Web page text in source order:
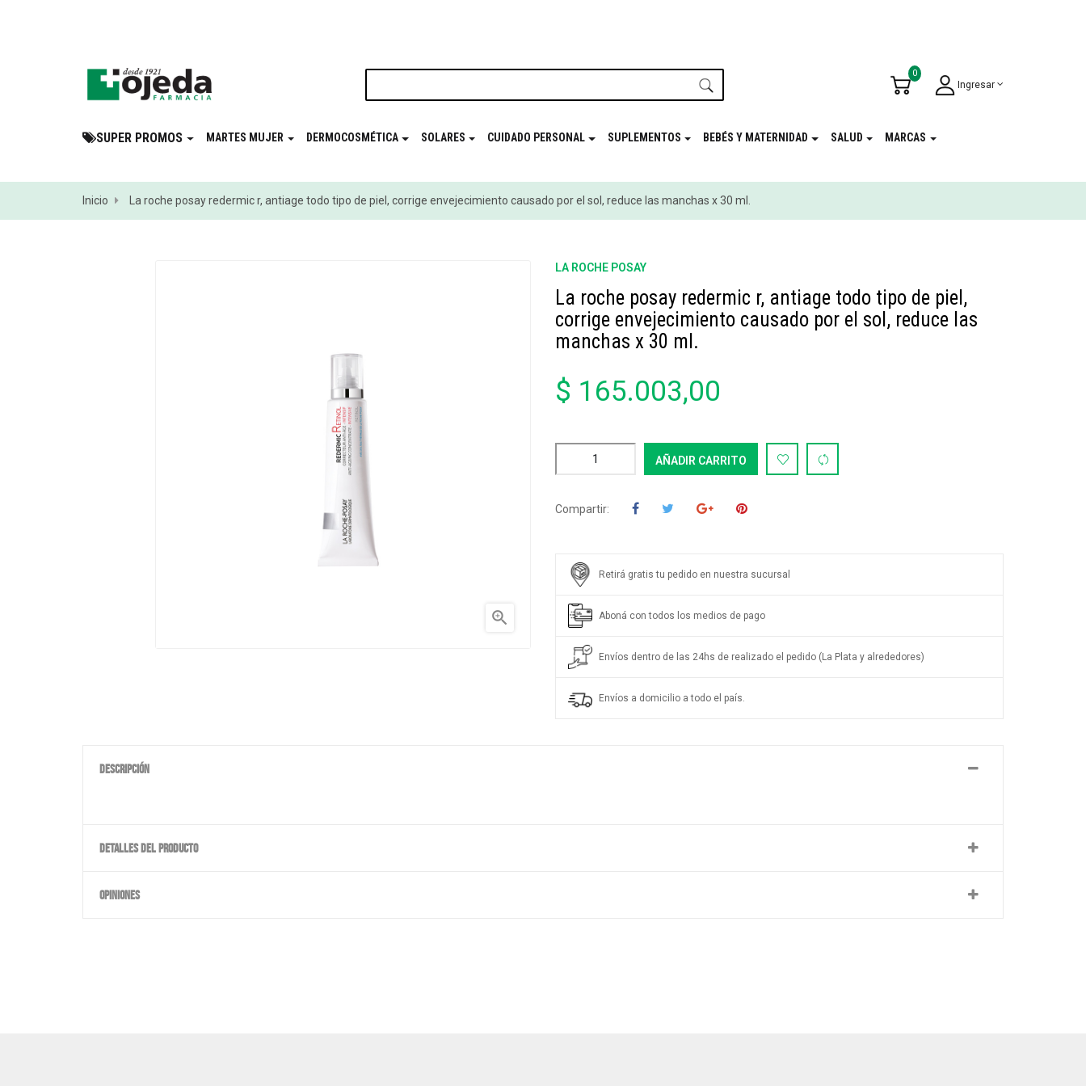
Ingresar
0
SUPER PROMOS MARTES MUJER DERMOCOSMÉTICA SOLARES CUIDADO PERSONAL SUPLEMENTOS BEBÉS Y MATERNIDAD SALUD MARCAS
Inicio La roche posay redermic r, antiage todo tipo de piel, corrige envejecimiento causado por el sol, reduce las manchas x 30 ml.

LA ROCHE POSAY
La roche posay redermic r, antiage todo tipo de piel,
corrige envejecimiento causado por el sol, reduce las
manchas x 30 ml.
$ 165.003,00
AÑADIR CARRITO
Compartir:
Retirá gratis tu pedido en nuestra sucursal
Aboná con todos los medios de pago
Envíos dentro de las 24hs de realizado el pedido (La Plata y alrededores)
Envíos a domicilio a todo el país.
DESCRIPCIÓN
DETALLES DEL PRODUCTO
OPINIONES